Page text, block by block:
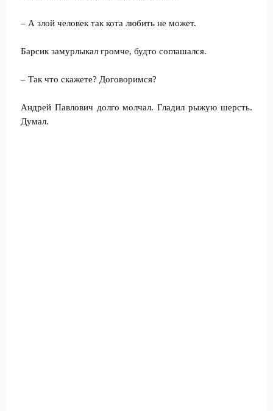
– А злой человек так кота любить не может.
Барсик замурлыкал громче, будто соглашался.
– Так что скажете? Договоримся?
Андрей Павлович долго молчал. Гладил рыжую шерсть.
Думал.